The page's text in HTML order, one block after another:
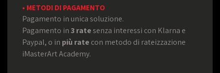
• METODI DI PAGAMENTO
Pagamento in unica soluzione.
Pagamento in3 ratesenza interessi con Klarna e
Paypal, o in più rate con metodo di rateizzazione
iMasterArt Academy.